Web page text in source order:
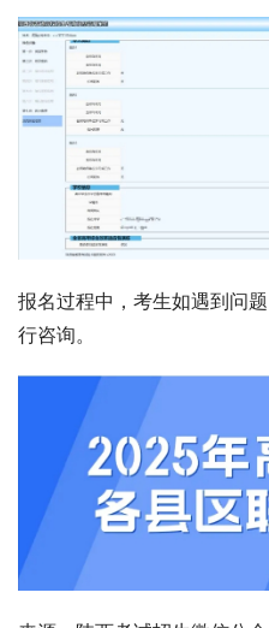
报名过程中，考生如遇到问
行咨询。